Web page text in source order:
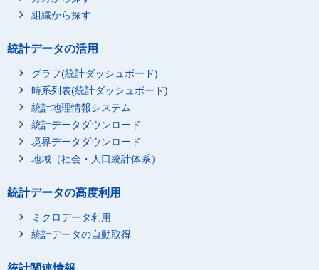
組織から探す
統計データの活用
グラフ(統計ダッシュボード)
時系列表(統計ダッシュボード)
統計地理情報システム
統計データダウンロード
境界データダウンロード
地域（社会・人口統計体系）
統計データの高度利用
ミクロデータ利用
統計データの自動取得